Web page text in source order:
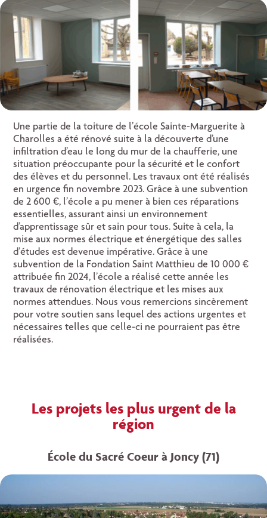
Une partie de la toiture de l’école Sainte-Marguerite à
Charolles a été rénové suite à la découverte d’une
infiltration d’eau le long du mur de la chaufferie, une
situation préoccupante pour la sécurité et le confort
des élèves et du personnel. Les travaux ont été réalisés
en urgence fin novembre 2023. Grâce à une subvention
de 2 600 €, l’école a pu mener à bien ces réparations
essentielles, assurant ainsi un environnement
d’apprentissage sûr et sain pour tous. Suite à cela, la
mise aux normes électrique et énergétique des salles
d’études est devenue impérative. Grâce à une
subvention de la Fondation Saint Matthieu de 10 000 €
attribuée fin 2024, l’école a réalisé cette année les
travaux de rénovation électrique et les mises aux
normes attendues. Nous vous remercions sincèrement
pour votre soutien sans lequel des actions urgentes et
nécessaires telles que celle-ci ne pourraient pas être
réalisées.
Les projets les plus urgent de la
région
École du Sacré Coeur à Joncy (71)